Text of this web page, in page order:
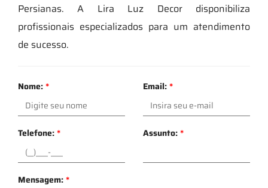
Persianas. A Lira Luz Decor disponibiliza
profissionais especializados para um atendimento
de sucesso.
Nome:* Email:*
Telefone:* Assunto:*
Mensagem:*